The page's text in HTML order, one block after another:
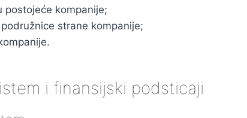
postojeće kompanije;
strane kompanije;
i finansijski podsticaji